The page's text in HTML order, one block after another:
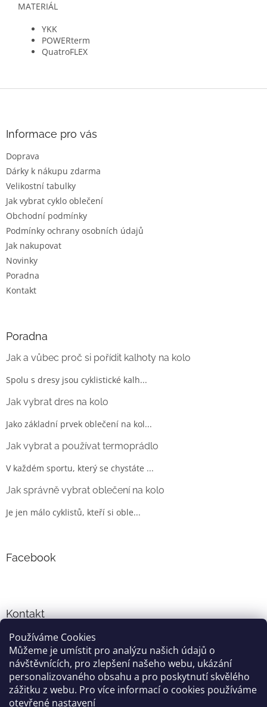
Používáme Cookies
Můžeme je umístit pro analýzu našich údajů o
návštěvnících, pro zlepšení našeho webu, ukázání
personalizovaného obsahu a pro poskytnutí skvělého
zážitku z webu. Pro více informací o cookies používáme
otevřené nastavení
MATERIÁL
YKK
POWERterm
QuatroFLEX
Informace pro vás
Doprava
Dárky k nákupu zdarma
Velikostní tabulky
Jak vybrat cyklo oblečení
Obchodní podmínky
Podmínky ochrany osobních údajů
Jak nakupovat
Novinky
Poradna
Kontakt
Poradna
Jak a vůbec proč si pořídit kalhoty na kolo
Spolu s dresy jsou cyklistické kalh...
Jak vybrat dres na kolo
Jako základní prvek oblečení na kol...
Jak vybrat a používat termoprádlo
V každém sportu, který se chystáte ...
Jak správně vybrat oblečení na kolo
Je jen málo cyklistů, kteří si oble...
Facebook
Kontakt
info@cyklo-obleceni.cz
+420777081700
jsme na facebooku